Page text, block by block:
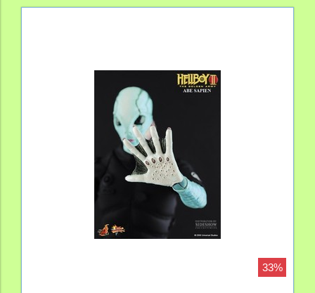
33%